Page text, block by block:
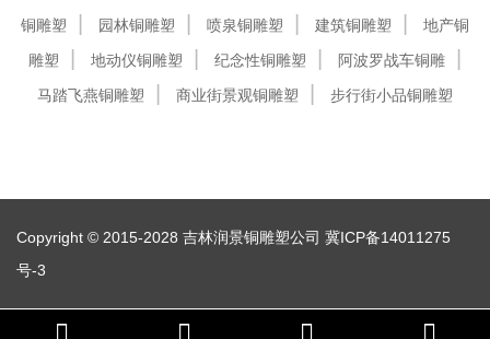
铜雕塑
园林铜雕塑 喷泉铜雕塑 建筑铜雕塑
地产铜
雕塑
地动仪铜雕塑 纪念性铜雕塑
阿波罗战车铜雕
马踏飞燕铜雕塑
商业街景观铜雕塑 步行街小品铜雕塑
Copyright © 2015-2028 吉林润景铜雕塑公司 冀ICP备14011275
号-3